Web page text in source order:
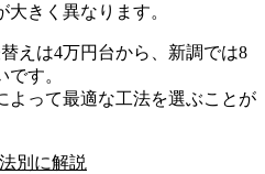
きく異なります。
えは4万円台から、新調では8
す。
よって最適な工法を選ぶことが
別に解説